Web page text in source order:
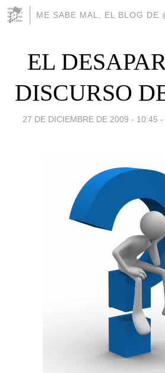
ME SABE MAL, EL BLOG DE
EL
DISCURSO
27 DE DICIEMBRE DE 2009 - 10:45 -